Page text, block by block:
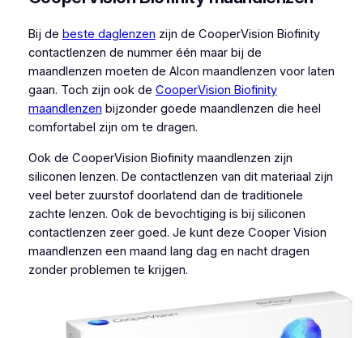
Bij de beste daglenzen zijn de CooperVision Biofinity
contactlenzen de nummer één maar bij de
maandlenzen moeten de Alcon maandlenzen voor laten
gaan. Toch zijn ook de CooperVision Biofinity
maandlenzen bijzonder goede maandlenzen die heel
comfortabel zijn om te dragen.
Ook de CooperVision Biofinity maandlenzen zijn
siliconen lenzen. De contactlenzen van dit materiaal zijn
veel beter zuurstof doorlatend dan de traditionele
zachte lenzen. Ook de bevochtiging is bij siliconen
contactlenzen zeer goed. Je kunt deze Cooper Vision
maandlenzen een maand lang dag en nacht dragen
zonder problemen te krijgen.